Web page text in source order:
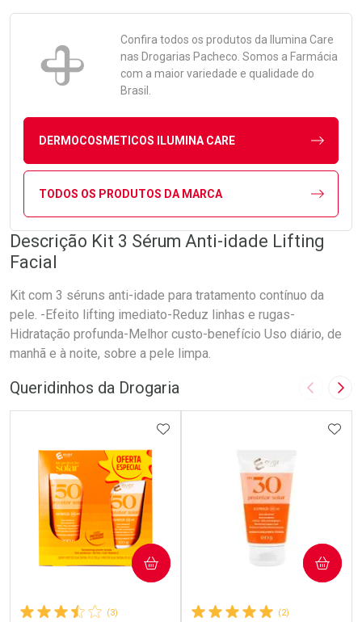
Confira todos os produtos da
Ilumina Care
nas Drogarias Pacheco. Somos a Farmácia
com a maior variedade e qualidade do
Brasil.
DERMOCOSMETICOS ILUMINA CARE
TODOS OS PRODUTOS DA MARCA
Descrição Kit 3 Sérum Anti-idade Lifting
Facial
Kit com 3 séruns anti-idade para tratamento contínuo da
pele. -Efeito lifting imediato-Reduz linhas e rugas-
Hidratação profunda-Melhor custo-benefício Uso diário, de
manhã e à noite, sobre a pele limpa.
Queridinhos da Drogaria Imagem
(3)
ADICIONAR AOS FAVORITOS
COMPRAR
(2)
COMPRAR